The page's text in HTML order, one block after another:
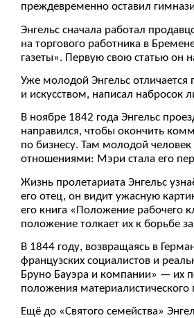
преждевременно оставил
Энгельс сначала работал
на торгового работника в
газеты». Первую свою статью он
Уже молодой Энгельс отличается
и искусством, написал набросок
В ноябре 1842 года Энгельс
направился, чтобы окончить
по бизнесу. Там молодой
отношениями: Мэри стала его
Жизнь пролетариата Энгельс
его отец, он видит ужасную
его книга «Положение рабочего
положение толкает их к борьбе
В 1844 году, возвращаясь в
французских социалистов и
Бруно Бауэра и компании» — их
положения
Ещё до «Святого семейства»